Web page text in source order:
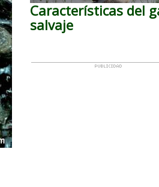
Características del
salvaje